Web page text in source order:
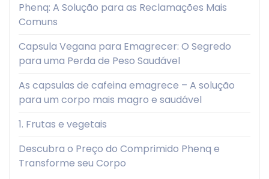
Phenq: A Solução para as Reclamações Mais
Comuns
Capsula Vegana para Emagrecer: O Segredo
para uma Perda de Peso Saudável
As capsulas de cafeina emagrece – A solução
para um corpo mais magro e saudável
1. Frutas e vegetais
Descubra o Preço do Comprimido Phenq e
Transforme seu Corpo